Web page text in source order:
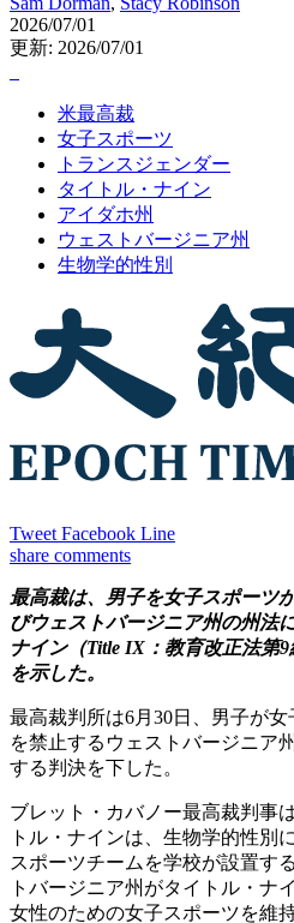
2026/07/01
更新: 2026/07/01
米最高裁
女子スポーツ
トランスジェンダー
タイトル・ナイン
アイダホ州
ウェストバージニア州
生物学的性別
Tweet Facebook Line
share comments
最高裁は、男子を女子スポーツ
びウェストバージニア州の州法
ナイン（Title IX：教育改正法第
を示した。
最高裁判所は6月30日、男子が
を禁止するウェストバージニア
する判決を下した。
ブレット・カバノー最高裁判事
トル・ナインは、生物学的性別
スポーツチームを学校が設置す
トバージニア州がタイトル・ナ
女性のための女子スポーツを維